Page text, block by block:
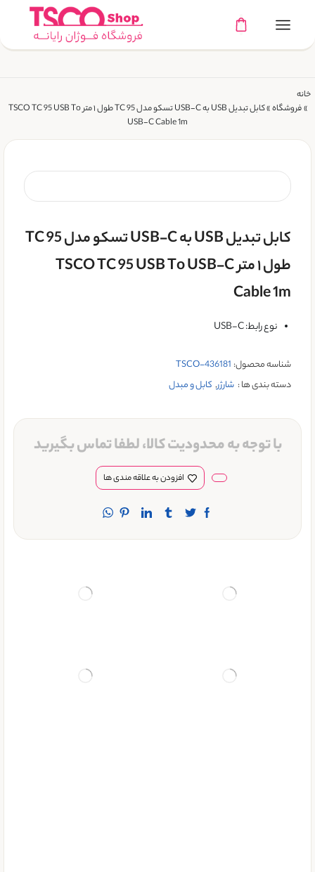
خانه
»فروشگاه»
کابل تبدیل USB به USB-C تسکو مدل TC 95 طول ۱ متر TSCO TC 95 USB To
USB-C Cable 1m
کابل تبدیل USB به USB-C تسکو مدل TC 95
طول ۱ متر TSCO TC 95 USB To USB-C
Cable 1m
نوع رابط: USB-C
شناسه محصول: TSCO-436181
دسته بندی ها : شارژر, کابل و مبدل
با توجه به محدودیت کالا، لطفا تماس بگیرید
افزودن به علاقه مندی ها